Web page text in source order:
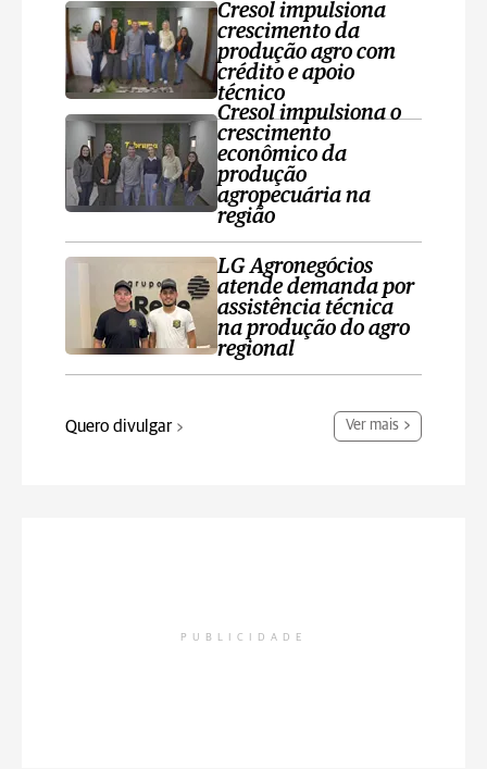
Cresol impulsiona
crescimento da
produção agro com
crédito e apoio
técnico
Cresol impulsiona o
crescimento
econômico da
produção
agropecuária na
região
LG Agronegócios
atende demanda por
assistência técnica
na produção do agro
regional
Quero divulgar Ver mais
PUBLICIDADE